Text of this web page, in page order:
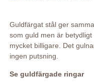
Guldfärgat stål ger
som guld men är betydligt
mycket billigare. Det
ingen putsning.
Se guldfärgade ringar